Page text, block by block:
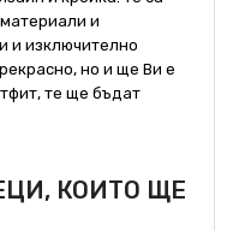
и
и изключително
но и ще Ви е
те ще бъдат
КОИТО ЩЕ